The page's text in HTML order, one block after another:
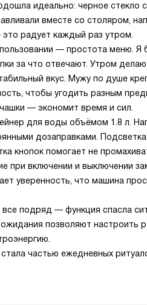
идеально: черное
вместе со столяром,
радует каждый раз утром.
— простота меню. Я
за что отвечают. Утром
вкус. Мужу по душе
чтобы угодить разным
— экономит время и сил.
для воды объёмом 1.8 л.
дозаправками.
кнопок помогает не
при включении и выключении
уверенность, что машина
подряд — функция спасла
позволяют настроить
частью ежедневных